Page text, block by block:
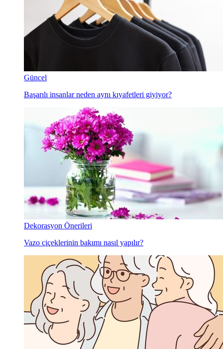
Güncel
Başarılı insanlar neden aynı kıyafetleri giyiyor?
Dekorasyon Önerileri
Vazo çiçeklerinin bakımı nasıl yapılır?